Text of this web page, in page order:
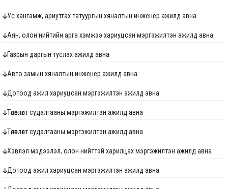
Ус хангамж, ариутгах татуургын хяналтын инженер ажилд авна
Аян, олон нийтийн арга хэмжээ хариуцсан мэргэжилтэн ажилд авна
Газрын даргын туслах ажилд авна
Авто замын хяналтын инженер ажилд авна
Дотоод ажил хариуцсан мэргэжилтэн ажилд авна
Төлөвлөлт судалгааны мэргэжилтэн ажилд авна
Төлөвлөлт судалгааны мэргэжилтэн ажилд авна
Хэвлэл мэдээлэл, олон нийттэй харилцах мэргэжилтэн ажилд авна
Дотоод ажил хариуцсан мэргэжилтэн ажилд авна